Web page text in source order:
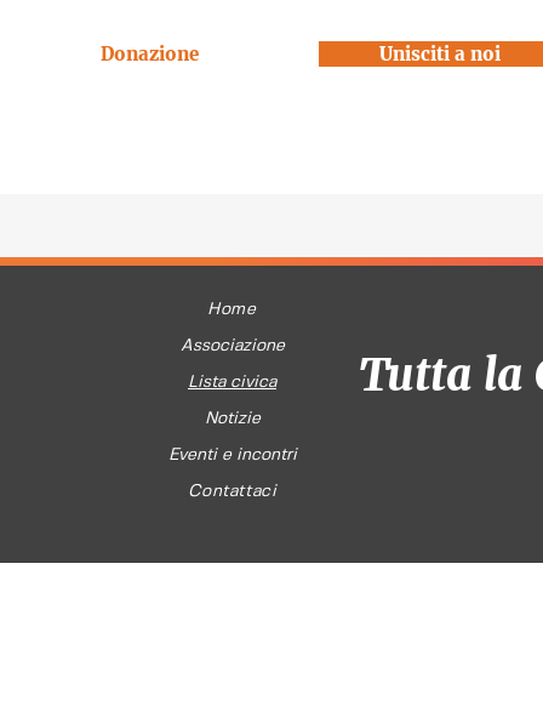
Donazione Unisciti a noi
Home
Associazione
Lista civica
Notizie
Eventi e incontri
Contattaci
Tutta la